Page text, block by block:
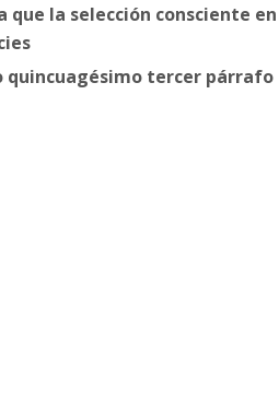
la selección consciente en
quincuagésimo tercer párrafo